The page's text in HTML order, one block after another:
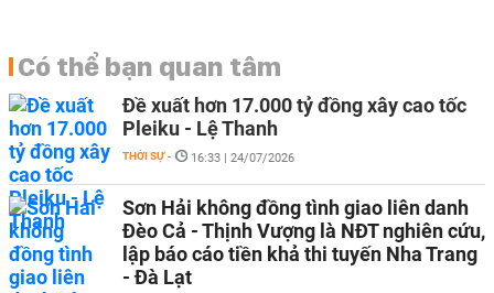
Có thể bạn quan tâm
Đề xuất hơn 17.000 tỷ đồng xây cao tốc
Pleiku - Lệ Thanh
THỜI SỰ - 16:33 | 24/07/2026
Sơn Hải không đồng tình giao liên danh
Đèo Cả - Thịnh Vượng là NĐT nghiên cứu,
lập báo cáo tiền khả thi tuyến Nha Trang
- Đà Lạt